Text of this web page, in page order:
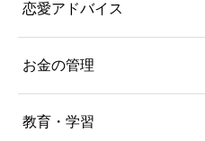
恋愛アドバイス
お金の管理
教育・学習